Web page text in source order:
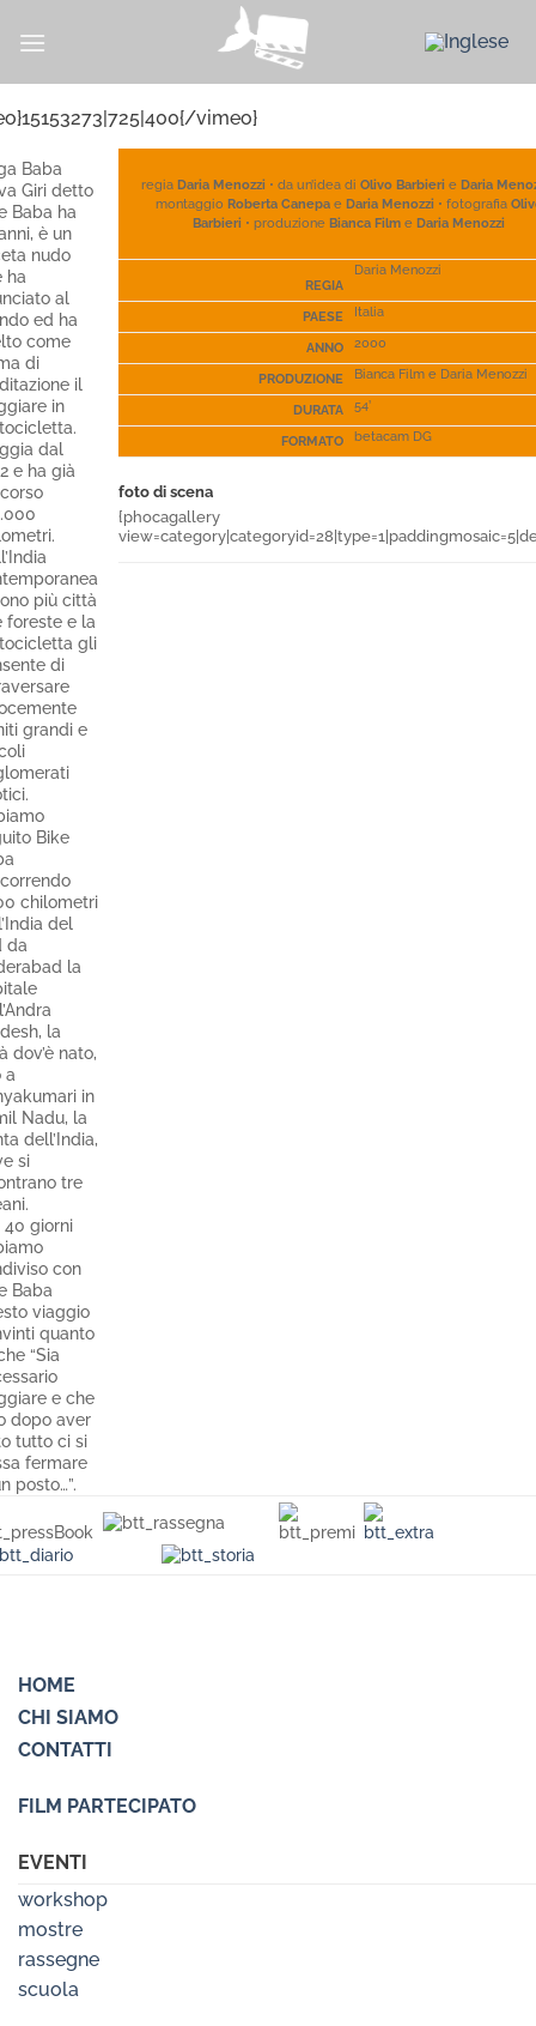
vimeo}
Baba
Giri detto
Baba ha
è un
nudo
ha
al
ed ha
come
di
il
in
dal
e ha già
più città
foreste e la
gli
di
grandi e
Bike
chilometri
del
da
la
la
dov’è nato,
a
in
Nadu, la
dell’India,
si
tre
40 giorni
con
Baba
viaggio
quanto
“Sia
e che
dopo aver
tutto ci si
fermare
posto…”.
regia Daria Menozzi • da un’idea di Olivo Barbieri e Daria
montaggio Roberta Canepae Daria Menozzi • fotografia
Barbieri • produzioneBianca Film eDaria Menozzi
REGIA
Daria Menozzi
PAESE Italia
ANNO 2000
PRODUZIONE Bianca Film e Daria Menozzi
DURATA 54’
FORMATO betacam DG
fotodi scena
{phocagallery
HOME
CHI SIAMO
CONTATTI
FILM PARTECIPATO
EVENTI
workshop
mostre
rassegne
scuola